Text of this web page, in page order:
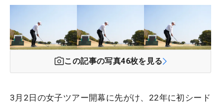
この記事の写真46枚を見る
3月2日の女子ツアー開幕に先がけ、22年に初シード